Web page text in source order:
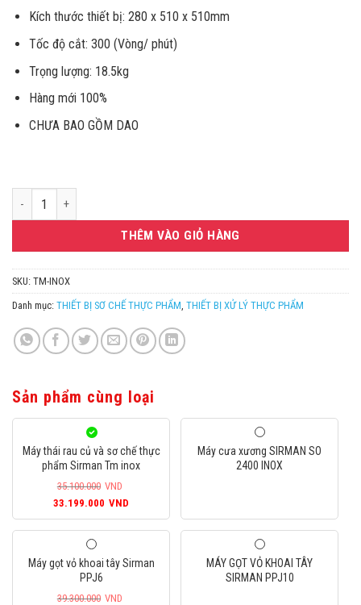
Kích thước thiết bị: 280 x 510 x 510mm
Tốc độ cắt: 300 (Vòng/ phút)
Trọng lượng: 18.5kg
Hàng mới 100%
CHƯA BAO GỒM DAO
Máy thái rau củ và sơ chế thực phẩm Sirman Tm inox số lượng
THÊM VÀO GIỎ HÀNG
SKU: TM-INOX
Danh mục: THIẾT BỊ SƠ CHẾ THỰC PHẨM, THIẾT BỊ XỬ LÝ THỰC PHẨM
Sản phẩm cùng loại
Máy thái rau củ và sơ chế thực
phẩm Sirman Tm inox
35.100.000 VND
Giá
gốc
là:
35.100.000VND.
33.199.000 VND
hiện
tại
33.199.000VND.
Máy cưa xương SIRMAN SO
2400 INOX
Máy gọt vỏ khoai tây Sirman
PPJ6
39.300.000 VND
MÁY GỌT VỎ KHOAI TÂY
SIRMAN PPJ10